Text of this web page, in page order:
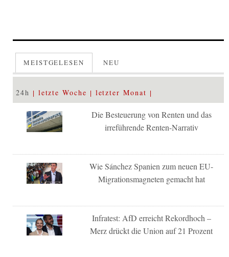
MEISTGELESEN NEU
24h letzte Woche letzter Monat
Die Besteuerung von Renten und das
irreführende Renten-Narrativ
Wie Sánchez Spanien zum neuen EU-
Migrationsmagneten gemacht hat
Infratest: AfD erreicht Rekordhoch –
Merz drückt die Union auf 21 Prozent